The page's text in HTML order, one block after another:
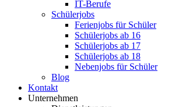
IT-Berufe
Schülerjobs
Ferienjobs für Schüler
Schülerjobs ab 16
Schülerjobs ab 17
Schülerjobs ab 18
Nebenjobs für Schüler
Blog
Kontakt
Unternehmen